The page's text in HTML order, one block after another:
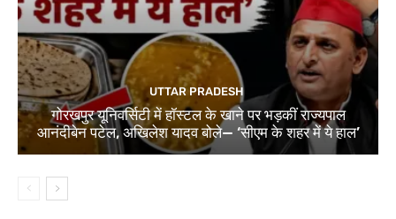
UTTAR PRADESH
गोरखपुर यूनिवर्सिटी में हॉस्टल के खाने पर भड़कीं राज्यपाल
आनंदीबेन पटेल, अखिलेश यादव बोले— ‘सीएम के शहर में ये हाल’